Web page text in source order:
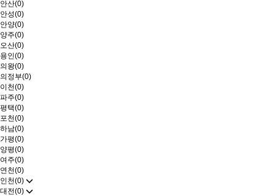
안산(0)
안성(0)
안양(0)
양주(0)
오산(0)
용인(0)
의왕(0)
의정부(0)
이천(0)
파주(0)
평택(0)
포천(0)
하남(0)
가평(0)
양평(0)
여주(0)
연천(0)
인천(0)
대전(0)